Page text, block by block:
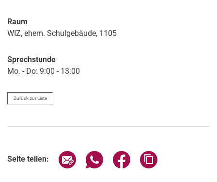
Raum
WIZ, ehem. Schulgebäude, 1105
Sprechstunde
Mo. - Do: 9:00 - 13:00
Zurück zur Liste
Seite teilen: Seite über E-Mail teilen
Seite über WhatsApp teilen
Seite über Facebook